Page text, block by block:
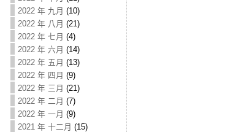
2022 年 九月 (10)
2022 年 八月 (21)
2022 年 七月 (4)
2022 年 六月 (14)
2022 年 五月 (13)
2022 年 四月 (9)
2022 年 三月 (21)
2022 年 二月 (7)
2022 年 一月 (9)
2021 年 十二月 (15)